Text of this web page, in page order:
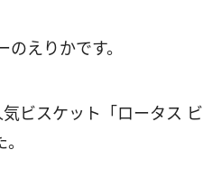
えりかです。
ビスケット「ロータス ビ